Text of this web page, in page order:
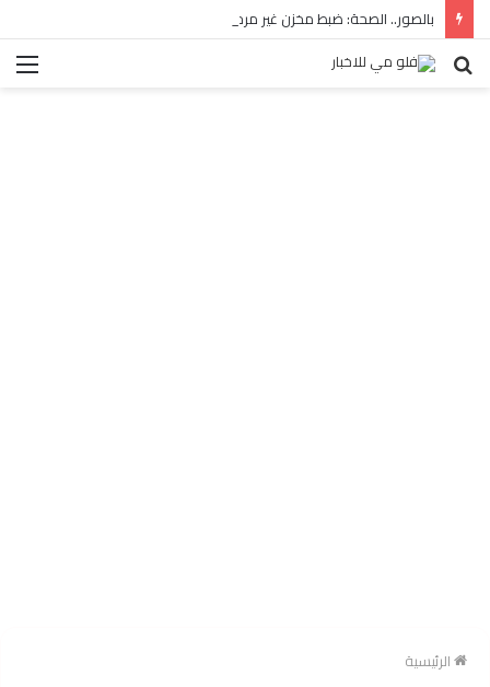
بالصور.. الصحة: ضبط مخزن غير مرخص للأدوية المهربة بالبساتين
بحث
الرئيسية